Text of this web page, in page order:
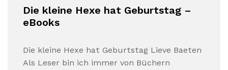
Die kleine Hexe hat Geburtstag –
eBooks
Die kleine Hexe hat Geburtstag Lieve Baeten
Als Leser bin ich immer von Büchern